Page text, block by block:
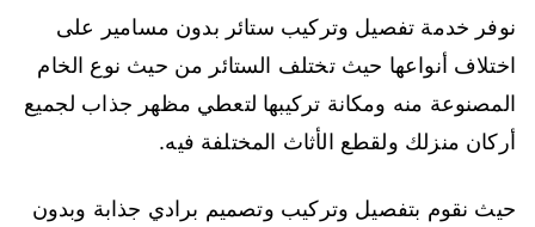
نوفر خدمة تفصيل وتركيب ستائر بدون مسامير على
اختلاف أنواعها حيث تختلف الستائر من حيث نوع الخام
المصنوعة منه ومكانة تركيبها لتعطي مظهر جذاب لجميع
أركان منزلك ولقطع الأثاث المختلفة فيه.
حيث نقوم بتفصيل وتركيب وتصميم برادي جذابة وبدون